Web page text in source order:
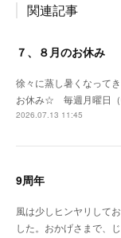
関連記事
７、８月のお休み
徐々に蒸し暑くなって
お休み☆ 毎週月曜日
2026.07.13 11:45
9周年
風は少しヒンヤリして
した。おかげさまで、